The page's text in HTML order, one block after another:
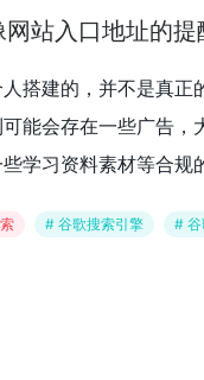
站入口地址的提
搭建的，并不是真
能会存在一些广告
学习资料素材等合规
# 谷歌搜索引擎 # 谷